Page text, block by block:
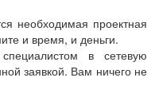
необходимая проектная
и время, и деньги.
в сетевую
заявкой. Вам ничего не